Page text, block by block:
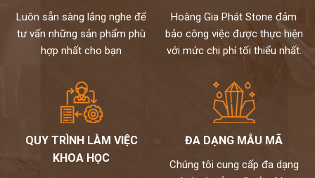
Luôn sẵn sàng lắng nghe để
tư vấn những sản phẩm phù
hợp nhất cho bạn
Hoàng Gia Phát Stone đảm
bảo công việc được thực hiện
với mức chi phí tối thiểu nhất.
QUY TRÌNH LÀM VIỆC
KHOA HỌC
ĐA DẠNG MẪU MÃ
Chúng tôi cung cấp đa dạng